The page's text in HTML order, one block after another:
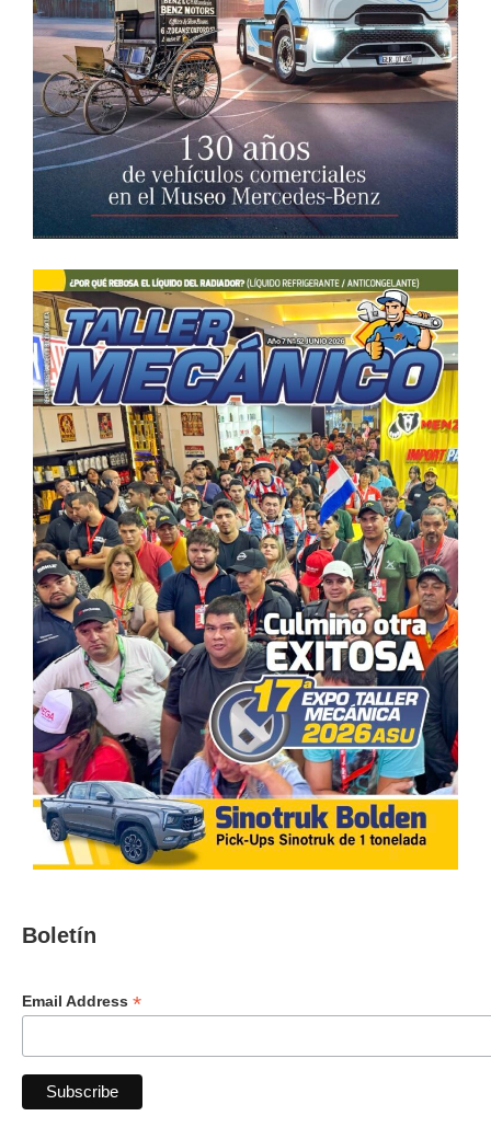
Boletín
Email Address *